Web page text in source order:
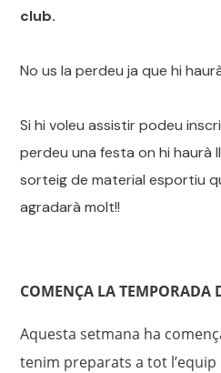
club.
No us la perdeu ja que hi
Si hi voleu assistir podeu
perdeu una festa on hi haurà
sorteig de material esportiu
agradarà molt!!
COMENÇA LA TEMPORADA
Aquesta setmana ha
tenim preparats a tot l’equip